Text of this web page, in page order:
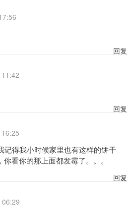
回复
回复
记得我小时候家里也有这样的饼干
看你的那上面都发霉了。。。
回复